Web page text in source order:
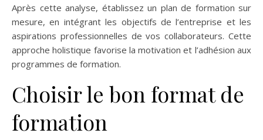
Après cette analyse, établissez un plan de formation sur
mesure, en intégrant les objectifs de l’entreprise et les
aspirations professionnelles de vos collaborateurs. Cette
approche holistique favorise la motivation et l’adhésion aux
programmes de formation.
Choisir le bon format de
formation